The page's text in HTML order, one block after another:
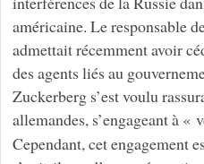
américaine. Le responsable
admettait récemment avoir
des agents liés au
Zuckerberg s’est voulu
allemandes, s’engageant à
Cependant, cet engagement